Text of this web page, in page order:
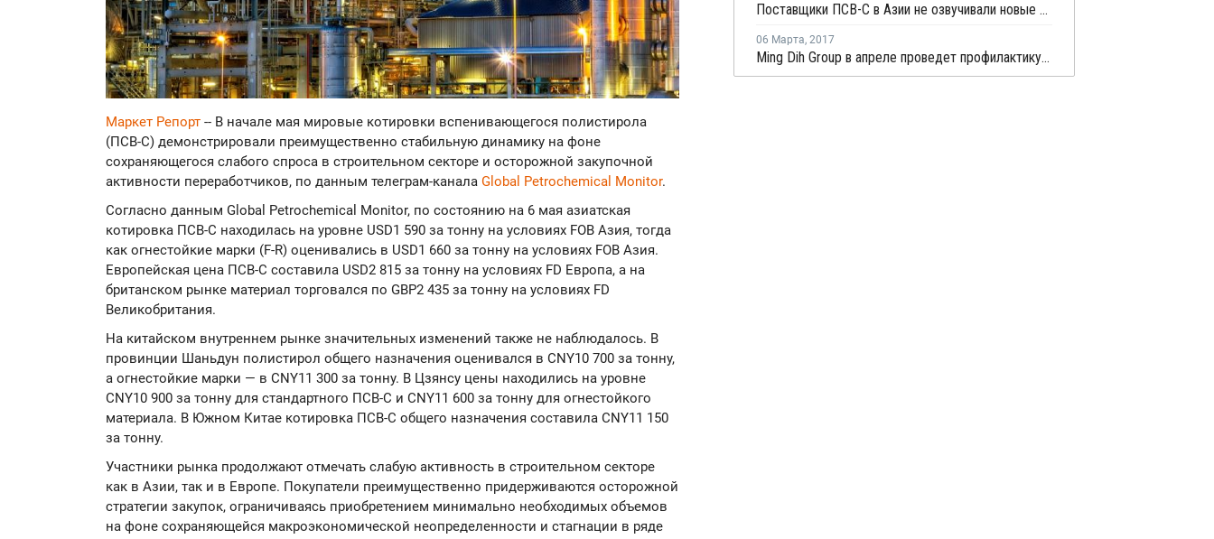
Маркет Репорт -- В начале мая мировые котировки вспенивающегося полистирола
(ПСВ-С) демонстрировали преимущественно стабильную динамику на фоне
сохраняющегося слабого спроса в строительном секторе и осторожной закупочной
активности переработчиков, по данным телеграм-канала Global Petrochemical Monitor.
Согласно данным Global Petrochemical Monitor, по состоянию на 6 мая азиатская
котировка ПСВ-С находилась на уровне USD1 590 за тонну на условиях FOB Азия, тогда
как огнестойкие марки (F-R) оценивались в USD1 660 за тонну на условиях FOB Азия.
Европейская цена ПСВ-С составила USD2 815 за тонну на условиях FD Европа, а на
британском рынке материал торговался по GBP2 435 за тонну на условиях FD
Великобритания.
На китайском внутреннем рынке значительных изменений также не наблюдалось. В
провинции Шаньдун полистирол общего назначения оценивался в CNY10 700 за тонну,
а огнестойкие марки — в CNY11 300 за тонну. В Цзянсу цены находились на уровне
CNY10 900 за тонну для стандартного ПСВ-С и CNY11 600 за тонну для огнестойкого
материала. В Южном Китае котировка ПСВ-С общего назначения составила CNY11 150
за тонну.
Участники рынка продолжают отмечать слабую активность в строительном секторе
как в Азии, так и в Европе. Покупатели преимущественно придерживаются осторожной
стратегии закупок, ограничиваясь приобретением минимально необходимых объемов
на фоне сохраняющейся макроэкономической неопределенности и стагнации в ряде
Поставщики ПСВ-С в Азии не озвучивали новые ценовые предложения из-за праздников
06 Марта, 2017
Ming Dih Group в апреле проведет профилактику на заводе ПСВ-С в Бангкоке